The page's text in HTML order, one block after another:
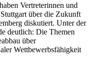
Vertreterinnen und
über die Zukunft
diskutiert. Unter der
deutlich: Die Themen
über
Wettbewerbsfähigkeit